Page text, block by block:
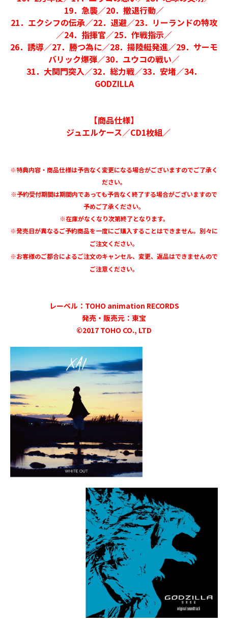
19．急襲／20．撤退行動／
21．エクシフの伝承／22．退避／23．リーランドの特攻
／24．指揮官／25．作戦指示／
26．誘導／27．勝つ為に／28．揚陸艇発進／29．サーモ
バリック爆弾／30．ユウコの戦い／
31．大関門突入／32．総力戦／33．安堵／34．
GODZILLA
【商品仕様】
ジュエルケース／CD1枚組／
※特典内容・商品仕様は予告なく変更になる場合がございますのでご了承く
ださい。
※予約受付期間は期間内であっても予告なく終了する場合がございますので
予めご了承ください。
※在庫がなくなり次第終了となります。
※発売日が異なるご予約商品を一度にご購入することはできません。別々に
ご注文ください。
※お客様のご都合によるご注文のキャンセル、変更、返品はできませんので
ご注意ください。
レーベル：TOHO animation RECORDS
発売・販売元：東宝
©2017 TOHO CO., LTD